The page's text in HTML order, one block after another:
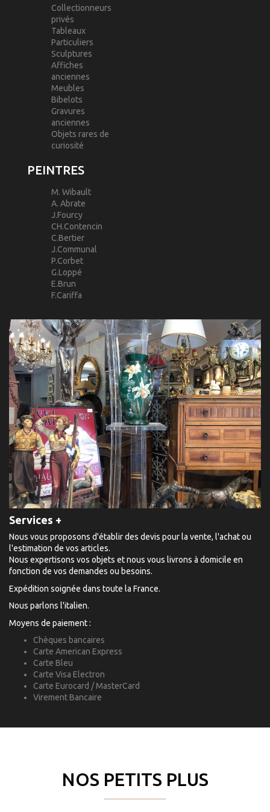
Collectionneurs
privés
Tableaux
Particuliers
Sculptures
Affiches
anciennes
Meubles
Bibelots
Gravures
anciennes
Objets rares de
curiosité
PEINTRES
M. Wibault
A. Abrate
J.Fourcy
CH.Contencin
C.Bertier
J.Communal
P.Corbet
G.Loppé
E.Brun
F.Cariffa
Services +
Nous vous proposons d'établir des devis pour la vente, l'achat ou
l'estimation de vos articles.
Nous expertisons vos objets et nous vous livrons à domicile en
fonction de vos demandes ou besoins.
Expédition soignée dans toute la France.
Nous parlons l'italien.
Moyens de paiement :
Chèques bancaires
Carte American Express
Carte Bleu
Carte Visa Electron
Carte Eurocard / MasterCard
Virement Bancaire
NOS PETITS PLUS